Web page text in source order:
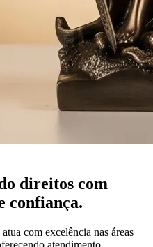
direitos com
confiança.
com excelência nas áreas
atendimento